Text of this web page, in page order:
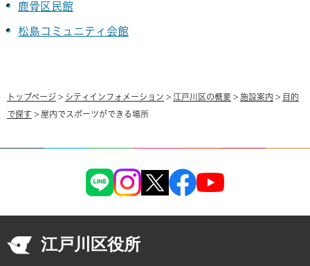
鹿骨区民館
松島コミュニティ会館
トップページ > シティインフォメーション > 江戸川区の概要 > 施設案内 > 目的
で探す > 屋内でスポーツができる場所
江戸川区役所